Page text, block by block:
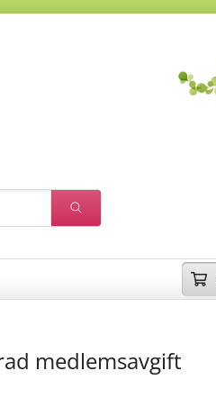
medlemsavgift